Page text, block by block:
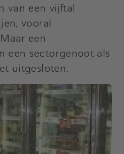
van een vijftal
vooral
een
een sectorgenoot als
uitgesloten.